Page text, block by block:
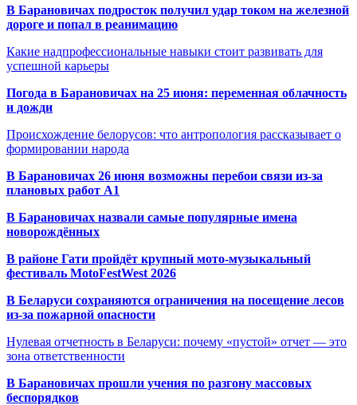
В Барановичах подросток получил удар током на железной
дороге и попал в реанимацию
Какие надпрофессиональные навыки стоит развивать для
успешной карьеры
Погода в Барановичах на 25 июня: переменная облачность
и дожди
Происхождение белорусов: что антропология рассказывает о
формировании народа
В Барановичах 26 июня возможны перебои связи из-за
плановых работ A1
В Барановичах назвали самые популярные имена
новорождённых
В районе Гати пройдёт крупный мото-музыкальный
фестиваль MotoFestWest 2026
В Беларуси сохраняются ограничения на посещение лесов
из-за пожарной опасности
Нулевая отчетность в Беларуси: почему «пустой» отчет — это
зона ответственности
В Барановичах прошли учения по разгону массовых
беспорядков